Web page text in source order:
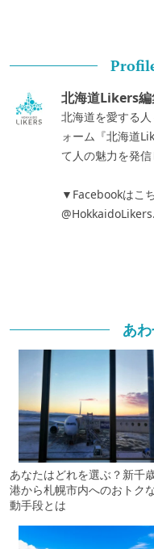
北海道Likers
北海道を愛する
ォーム『北海道
て人の魅力を発信
▼Facebookはこ
あ
あなたはどれを選ぶ？新千
港から札幌市内へのおトク
動手段とは